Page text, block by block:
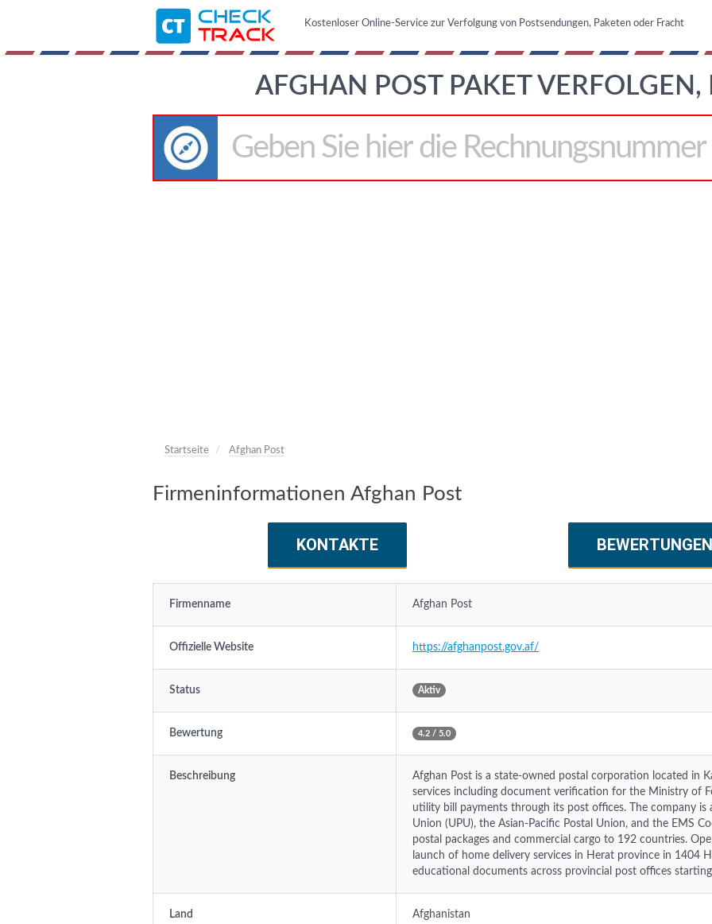
Kostenloser Online-Service zur Verfolgung von Postsendungen, Paketen oder Fracht
AFGHAN POST PAKET VERFOLGEN,
Startseite Afghan Post
Firmeninformationen Afghan Post
KONTAKTE
Firmenname Afghan Post
Offizielle Website https://afghanpost.gov.af/
Status Aktiv
Bewertung 4.2 / 5.0
Beschreibung
Afghan Post is a state-owned postal corporation located in
services including document verification for the Ministry of
utility bill payments through its post offices. The company is
Union (UPU), the Asian-Pacific Postal Union, and the EMS
postal packages and commercial cargo to 192 countries.
launch of home delivery services in Herat province in 1404
educational documents across provincial post offices
Land Afghanistan